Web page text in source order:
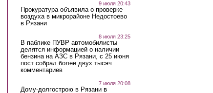
9 июля 20:43
Прокуратура объявила о проверке
воздуха в микрорайоне Недостоево
в Рязани
8 июля 23:25
В паблике ПУВР автомобилисты
делятся информацией о наличии
бензина на АЗС в Рязани, с 25 июня
пост собрал более двух тысяч
комментариев
7 июля 20:08
Дому-долгострою в Рязани в